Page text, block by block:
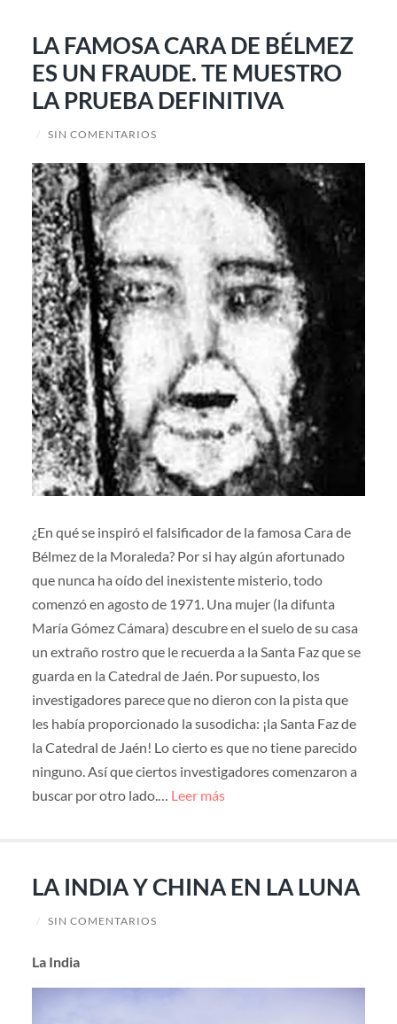
LA FAMOSA CARA DE BÉLMEZ
ES UN FRAUDE. TE MUESTRO
LA PRUEBA DEFINITIVA
/ SIN COMENTARIOS
¿En qué se inspiró el falsificador de la famosa Cara de
Bélmez de la Moraleda? Por si hay algún afortunado
que nunca ha oído del inexistente misterio, todo
comenzó en agosto de 1971. Una mujer (la difunta
María Gómez Cámara) descubre en el suelo de su casa
un extraño rostro que le recuerda a la Santa Faz que se
guarda en la Catedral de Jaén. Por supuesto, los
investigadores parece que no dieron con la pista que
les había proporcionado la susodicha: ¡la Santa Faz de
la Catedral de Jaén! Lo cierto es que no tiene parecido
ninguno. Así que ciertos investigadores comenzaron a
buscar por otro lado.… Leer más
LA INDIA Y CHINA EN LA LUNA
/ SIN COMENTARIOS
La India